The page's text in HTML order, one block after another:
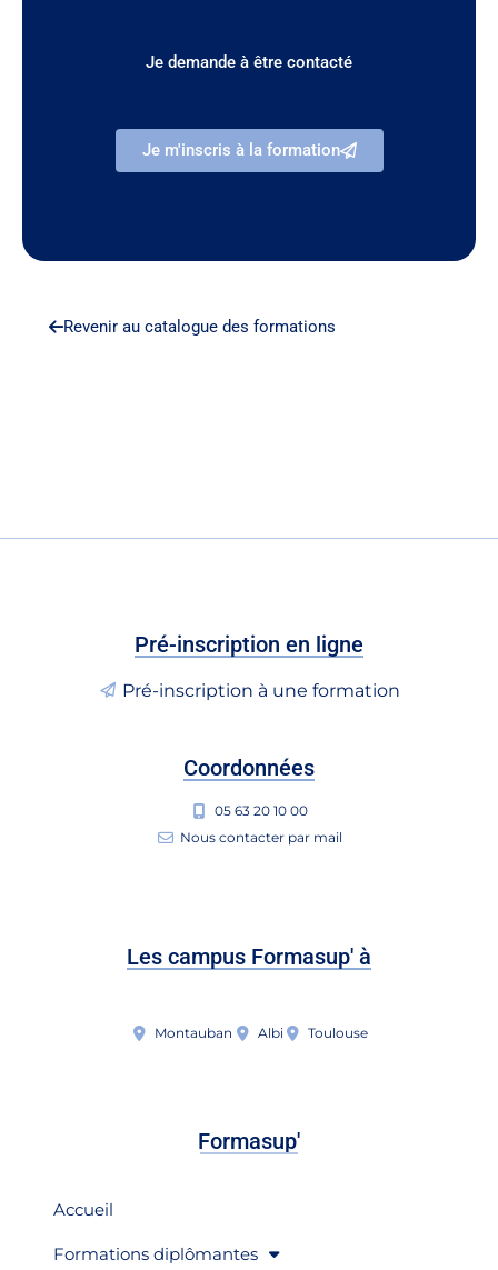
Je demande à être contacté
Je m'inscris à la formation
Revenir au catalogue des formations
Formasup'
Accueil
Formations diplômantes
Pré-inscription en ligne
Pré-inscription à une formation
Coordonnées
05 63 20 10 00
Nous contacter par mail
Les campus Formasup' à
Montauban Albi Toulouse